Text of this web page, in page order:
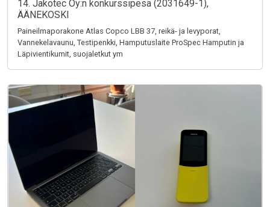
14. Jakotec Oy:n konkurssipesä (2031649-1),
ÄÄNEKOSKI
Paineilmaporakone Atlas Copco LBB 37, reikä- ja levyporat,
Vannekelavaunu, Testipenkki, Hamputuslaite ProSpec Hamputin ja
Läpivientikumit, suojaletkut ym